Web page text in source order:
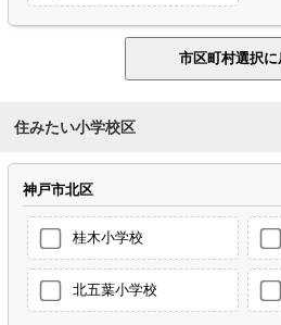
住みたい小学校区
神戸市北区
桂木小学校
北五葉小学校